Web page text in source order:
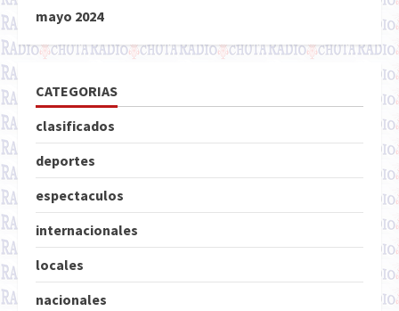
mayo 2024
CATEGORIAS
clasificados
deportes
espectaculos
internacionales
locales
nacionales